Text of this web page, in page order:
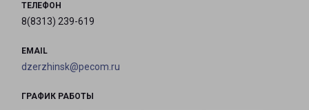
ТЕЛЕФОН
8(8313) 239-619
EMAIL
dzerzhinsk@pecom.ru
ГРАФИК РАБОТЫ